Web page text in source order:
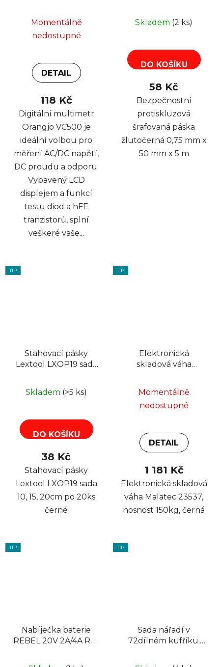
Momentálně
nedostupné
DETAIL
118 Kč
Digitální multimetr
Orangjo VC500 je
ideální volbou pro
měření AC/DC napětí,
DC proudu a odporu.
Vybavený LCD
displejem a funkcí
testu diod a hFE
tranzistorů, splní
veškeré vaše...
50 mm x 5 m
Skladem (2 ks)
DO KOŠÍKU
58 Kč
Bezpečnostní
protiskluzová
šrafovaná páska
žlutočerná 0,75 mm x
50 mm x 5 m
TIP
Stahovací pásky
Lextool LXOP19 sada
Skladem (>5 ks)
DO KOŠÍKU
38 Kč
Stahovací pásky
Lextool LXOP19 sada
10, 15, 20cm po 20ks
černé
TIP
Elektronická
skladová váha
Momentálně
nedostupné
DETAIL
1 181 Kč
Elektronická skladová
váha Malatec 23537,
nosnost 150kg, černá
TIP
Nabíječka baterie
REBEL 20V 2A/4A RB-
TIP
Sada nářadí v
72dílném kufříku.